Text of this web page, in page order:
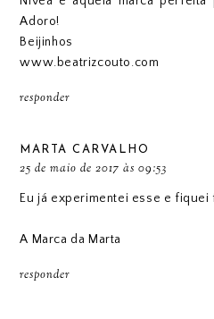
Adoro!
Beijinhos
www.beatrizcouto.com
responder
MARTA CARVALHO
25 de maio de 2017 às 09:53
Eu já experimentei esse e fiquei
A Marca da Marta
responder